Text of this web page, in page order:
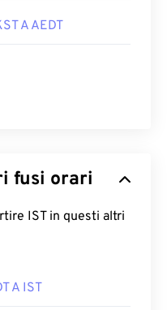
A AEDT
fusi orari
IST in questi altri
A IST